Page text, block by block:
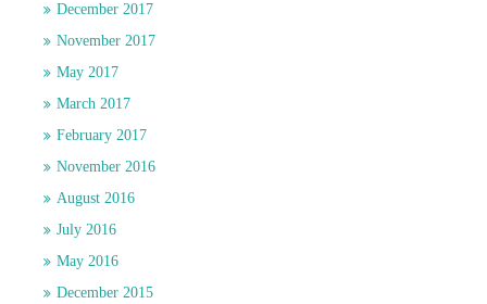
December 2017
November 2017
May 2017
March 2017
February 2017
November 2016
August 2016
July 2016
May 2016
December 2015